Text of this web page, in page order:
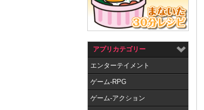
アプリカテゴリー
エンターテイメント
ゲーム-RPG
ゲーム-アクション